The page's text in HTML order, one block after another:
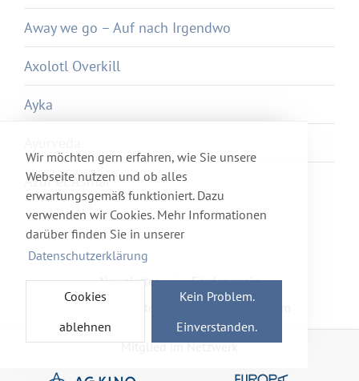
Wir möchten gern erfahren, wie Sie unsere
Webseite nutzen und ob alles
erwartungsgemäß funktioniert. Dazu
verwenden wir Cookies. Mehr Informationen
darüber finden Sie in unserer
Datenschutzerklärung
Cookies
ablehnen
Kein Problem.
Einverstanden.
Away we go – Auf nach Irgendwo
Axolotl Overkill
Ayka
Azur et Asmar
Newsletter
Förderverein
Mitglied im Netzwerk